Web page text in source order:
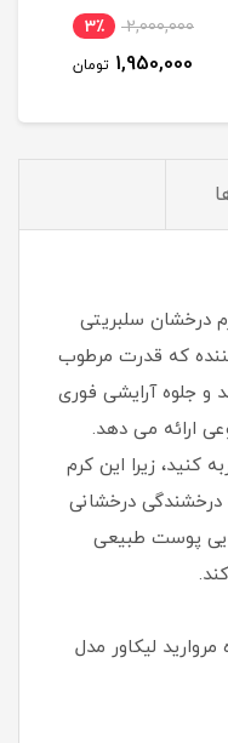
2,000,000 3٪
1,950,000 تومان
درخشان سلبریتی
که قدرت مرطوب
و جلوه آرایشی فوری
ارائه می دهد.
کنید، زیرا این کرم
درخشندگی درخشانی
پوست طبیعی
لیکاور مدل